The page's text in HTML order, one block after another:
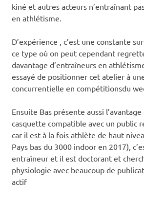
kiné et autres acteurs n’entraînant
en athlétisme.
D’expérience , c’est une constante
ce type où on peut cependant
davantage d’entraîneurs en
essayé de positionner cet atelier à
concurrentielle en compétitionsdu
Ensuite Bas présente aussi
casquette compatible avec un public
car il est à la fois athlète de haut
Pays bas du 3000 indoor en 2017),
entraîneur et il est doctorant et
physiologie avec beaucoup de
actif